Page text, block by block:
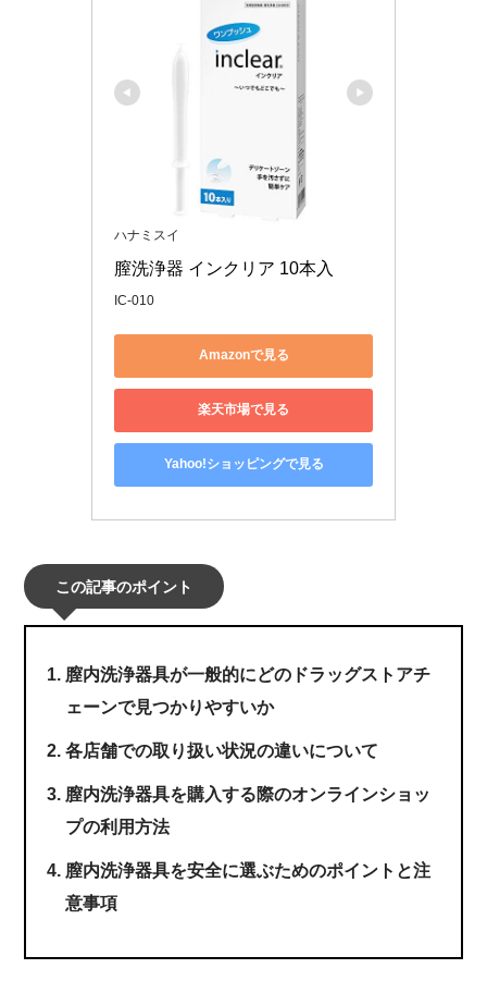
ハナミスイ
膣洗浄器 インクリア 10本入
IC-010
Amazonで見る
楽天市場で見る
Yahoo!ショッピングで見る
この記事のポイント
膣内洗浄器具が一般的にどのドラッグストアチ
ェーンで見つかりやすいか
各店舗での取り扱い状況の違いについて
膣内洗浄器具を購入する際のオンラインショッ
プの利用方法
膣内洗浄器具を安全に選ぶためのポイントと注
意事項